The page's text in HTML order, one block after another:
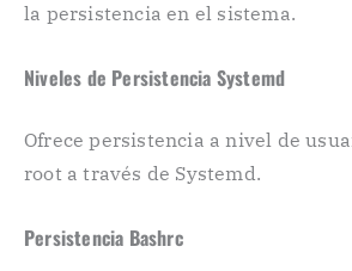
la persistencia en el sistema.
Niveles de Persistencia Systemd
Ofrece persistencia a nivel de
root a través de Systemd.
Persistencia Bashrc